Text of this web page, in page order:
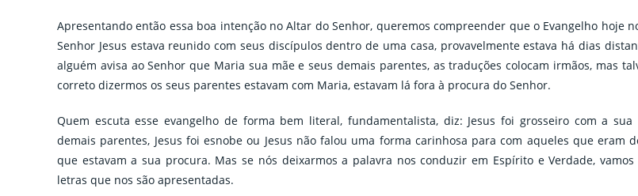
Apresentando então essa boa intenção no Altar do Senhor, queremos compreender que o Evangelho hoje
Senhor Jesus estava reunido com seus discípulos dentro de uma casa, provavelmente estava há dias
alguém avisa ao Senhor que Maria sua mãe e seus demais parentes, as traduções colocam irmãos, mas
correto dizermos os seus parentes estavam com Maria, estavam lá fora à procura do Senhor.
Quem escuta esse evangelho de forma bem literal, fundamentalista, diz: Jesus foi grosseiro com a sua
demais parentes, Jesus foi esnobe ou Jesus não falou uma forma carinhosa para com aqueles que eram
que estavam a sua procura. Mas se nós deixarmos a palavra nos conduzir em Espírito e Verdade,
letras que nos são apresentadas.